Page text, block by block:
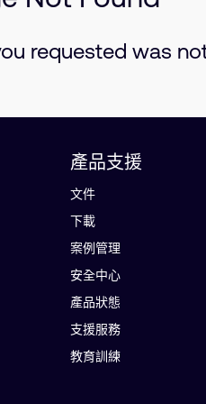
requested was
產品支援
文件
下載
案例管理
安全中心
產品狀態
支援服務
教育訓練